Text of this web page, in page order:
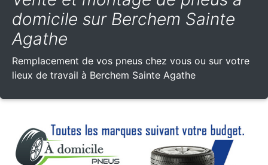
domicile sur Berchem Sainte
Agathe
Remplacement de vos pneus chez vous ou sur votre
lieux de travail à Berchem Sainte Agathe